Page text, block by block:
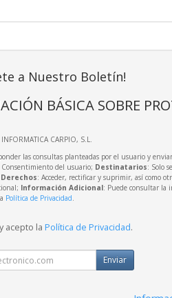
a Nuestro Boletín!
BÁSICA SOBRE
INFORMATICA CARPIO, S.L.
las consultas planteadas por el usuario y
Consentimiento del usuario; Destinatarios: Solo
Derechos: Acceder, rectificar y suprimir, así como
Información Adicional: Puede consultar la
Política de Privacidad.
acepto la Política de Privacidad.
Enviar